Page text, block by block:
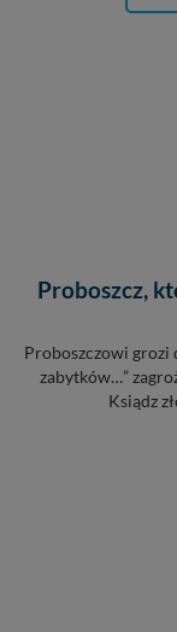
Proboszcz,
Proboszczowi grozi
zabytków…”
Ksiądz